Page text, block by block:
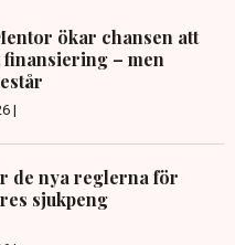
ökar chansen att
– men
|
de nya reglerna för
sjukpeng